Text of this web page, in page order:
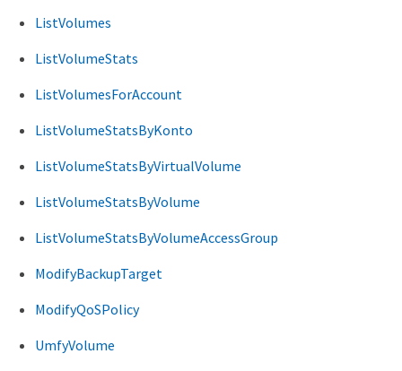
ListVolumes
ListVolumeStats
ListVolumesForAccount
ListVolumeStatsByKonto
ListVolumeStatsByVirtualVolume
ListVolumeStatsByVolume
ListVolumeStatsByVolumeAccessGroup
ModifyBackupTarget
ModifyQoSPolicy
UmfyVolume